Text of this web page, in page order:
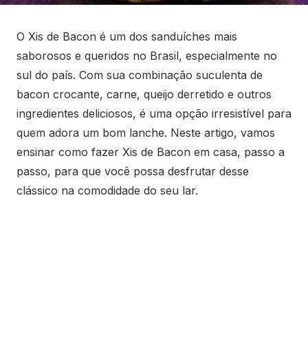
O Xis de Bacon é um dos sanduíches mais
saborosos e queridos no Brasil, especialmente no
sul do país. Com sua combinação suculenta de
bacon crocante, carne, queijo derretido e outros
ingredientes deliciosos, é uma opção irresistível para
quem adora um bom lanche. Neste artigo, vamos
ensinar como fazer Xis de Bacon em casa, passo a
passo, para que você possa desfrutar desse
clássico na comodidade do seu lar.